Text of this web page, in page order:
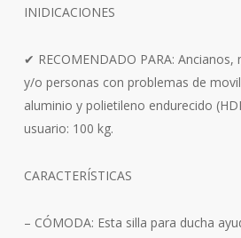
INIDICACIONES
✔ RECOMENDADO PARA:
y/o personas con problemas de
aluminio y polietileno endurecido
usuario: 100 kg.
CARACTERÍSTICAS
– CÓMODA: Esta silla para ducha